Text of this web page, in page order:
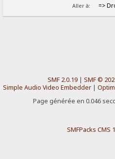
Aller à:
SMF 2.0.19| SMF ©
Simple Audio Video Embedder |
Page générée en 0.046
SMFPacks CMS